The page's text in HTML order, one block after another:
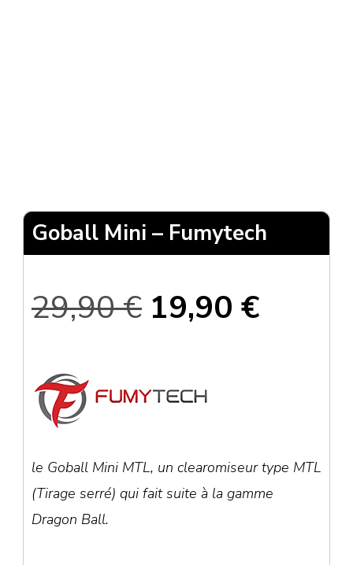
Goball Mini – Fumytech
29,90€ Le
était :
19,90 €
est :
le Goball Mini MTL, un clearomiseur type MTL
(Tirage serré) qui fait suite à la gamme
Dragon Ball.